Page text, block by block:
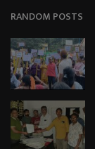
RANDOM POSTS